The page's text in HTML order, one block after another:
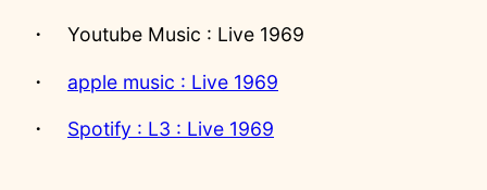
・ Youtube Music : Live 1969
・ apple music : Live 1969
・ Spotify : L3 : Live 1969